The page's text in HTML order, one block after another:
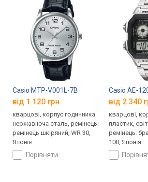
Casio MTP-V001L-7B
від 1 120 грн.
кварцові, корпус годинника
нержавіюча сталь, ремінець:
ремінець шкіряний, WR 30,
Японія
порівняти
Casio AE-
від 2 340
кварцові,
пластик,
ремінець:
100, Японія